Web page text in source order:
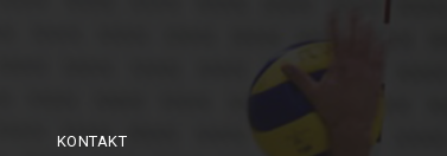
KONTAKT